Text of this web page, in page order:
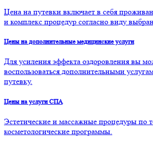
Цена на путевки включает в себя
и комплекс процедур согласно виду
Цены на дополнительные медицинские услуги
Для усиления эффекта оздоровления вы
воспользоваться дополнительными
путевку.
Цены на услуги СПА
Эстетические и массажные процедуры по
косметологические программы.